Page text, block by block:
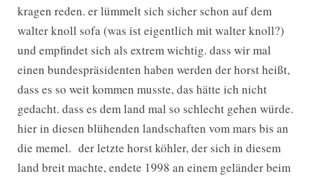
kragen reden. er lümmelt sich sicher schon auf dem
walter knoll sofa (was ist eigentlich mit walter knoll?)
und empfindet sich als extrem wichtig. dass wir mal
einen bundespräsidenten haben werden der horst heißt,
dass es so weit kommen musste, das hätte ich nicht
gedacht. dass es dem land mal so schlecht gehen würde.
hier in diesen blühenden landschaften vom mars bis an
die memel. der letzte horst köhler, der sich in diesem
land breit machte, endete 1998 an einem geländer beim